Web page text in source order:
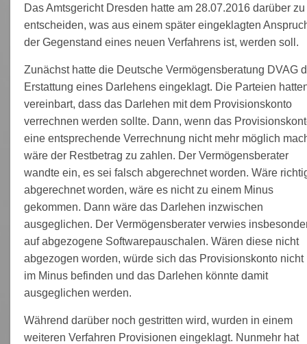
Das Amtsgericht Dresden hatte am 28.07.2016 darüber zu
entscheiden, was aus einem später eingeklagten
der Gegenstand eines neuen Verfahrens ist, werden soll.
Zunächst hatte die Deutsche Vermögensberatung DVAG
Erstattung eines Darlehens eingeklagt. Die Parteien
vereinbart, dass das Darlehen mit dem Provisionskonto
verrechnen werden sollte. Dann, wenn das
eine entsprechende Verrechnung nicht mehr möglich
wäre der Restbetrag zu zahlen. Der Vermögensberater
wandte ein, es sei falsch abgerechnet worden. Wäre
abgerechnet worden, wäre es nicht zu einem Minus
gekommen. Dann wäre das Darlehen inzwischen
ausgeglichen. Der Vermögensberater verwies
auf abgezogene Softwarepauschalen. Wären diese nicht
abgezogen worden, würde sich das Provisionskonto nicht
im Minus befinden und das Darlehen könnte damit
ausgeglichen werden.
Während darüber noch gestritten wird, wurden in einem
weiteren Verfahren Provisionen eingeklagt. Nunmehr hat